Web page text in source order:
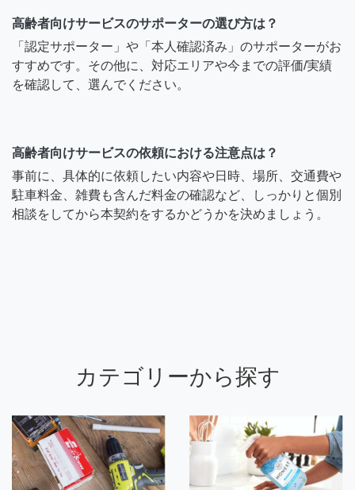
高齢者向けサービスのサポーターの選び方は？
「認定サポーター」や「本人確認済み」のサポーターがお
すすめです。その他に、対応エリアや今までの評価/実績
を確認して、選んでください。
高齢者向けサービスの依頼における注意点は？
事前に、具体的に依頼したい内容や日時、場所、交通費や
駐車料金、雑費も含んだ料金の確認など、しっかりと個別
相談をしてから本契約をするかどうかを決めましょう。
カテゴリーから探す